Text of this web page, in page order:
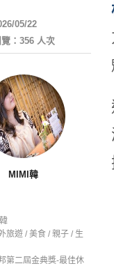
05/22
：356 人次
MIMI韓
旅遊 / 美食 / 親子 / 生
第二屆金典獎-最佳休